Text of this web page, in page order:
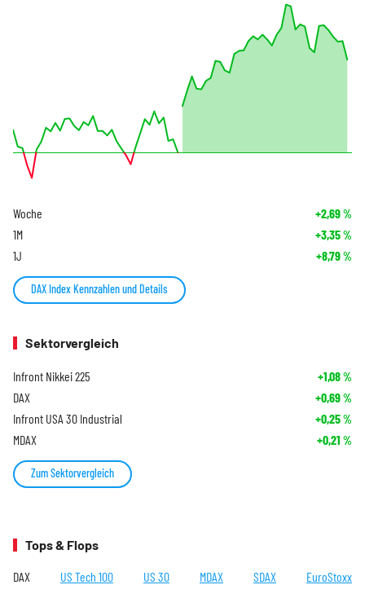
Woche +2,69%
1M +3,35%
1J +8,79%
DAX Index Kennzahlen und Details
Sektorvergleich
Infront Nikkei 225 +1,08%
DAX +0,69%
Infront USA 30 Industrial +0,25%
MDAX +0,21 %
Zum Sektorvergleich
Tops & Flops
DAX US Tech 100 US 30 MDAX SDAX EuroStoxx